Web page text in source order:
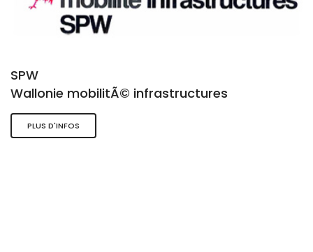
SPW
Wallonie mobilitÃ© infrastructures
PLUS D'INFOS